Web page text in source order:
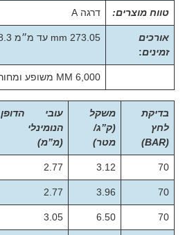
טווח מוצרים: דרגה A
אורכים
זמינים:
mm 273.05 עד מ״מ mm 48.3 -מ – גודל
6,000 MM משופע ומחורץ, אפשרי גם אורך מיוחד
בדיקת
לחץ
(BAR)
משקל
(ק”ג/
מטר)
עובי הדופן
הנומינלי
(מ”מ)
70
3.12
2.77
70
3.96
2.77
70
6.50
3.05